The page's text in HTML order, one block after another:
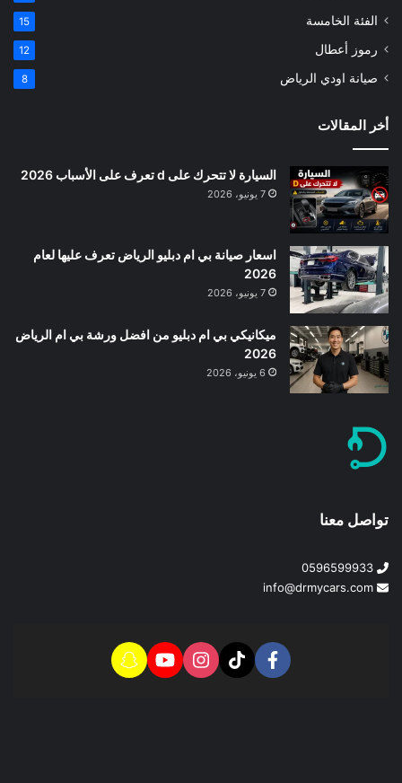
الفئة الخامسة 15
رموز أعطال 12
صيانة اودي الرياض 8
أخر المقالات
السيارة لا تتحرك على d تعرف على الأسباب 2026
7 يونيو، 2026
اسعار صيانة بي ام دبليو الرياض تعرف عليها لعام
2026
7 يونيو، 2026
ميكانيكي بي ام دبليو من افضل ورشة بي ام الرياض
2026
6 يونيو، 2026
تواصل معنا
0596599933
info@drmycars.com